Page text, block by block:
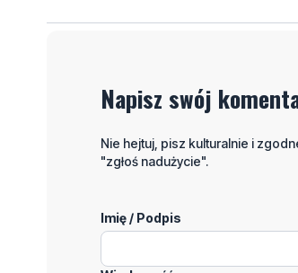
Napisz swój
Nie hejtuj, pisz kulturalnie i
"zgłoś nadużycie".
Imię / Podpis